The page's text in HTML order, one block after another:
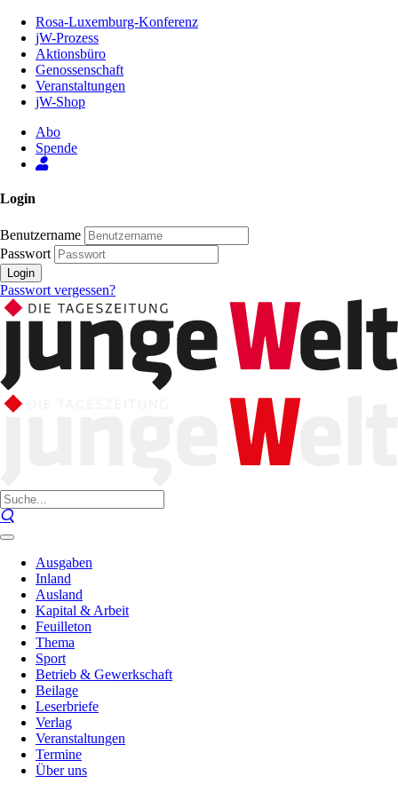
Inhalt
Seite
Rosa-Luxemburg-Konferenz
jW-Prozess
Aktionsbüro
Genossenschaft
Veranstaltungen
jW-Shop
Abo
Spende
Login
Benutzername
Passwort
Login
Passwort vergessen?
Ausgaben
Inland
Ausland
Kapital & Arbeit
Feuilleton
Thema
Sport
Betrieb & Gewerkschaft
Beilage
Leserbriefe
Verlag
Veranstaltungen
Termine
Über uns